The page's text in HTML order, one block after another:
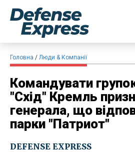
Головна Люди & Компанії
Командувати
"Схід" Кремль
генерала, що
парки "Патриот"
DEFENSE EXPRESS